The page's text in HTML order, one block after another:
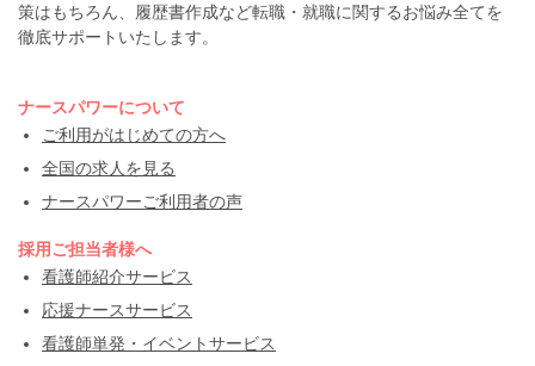
策はもちろん、履歴書作成など転職・就職に関するお悩み全てを
徹底サポートいたします。
ナースパワーについて
ご利用がはじめての方へ
全国の求人を見る
ナースパワーご利用者の声
採用ご担当者様へ
看護師紹介サービス
応援ナースサービス
看護師単発・イベントサービス